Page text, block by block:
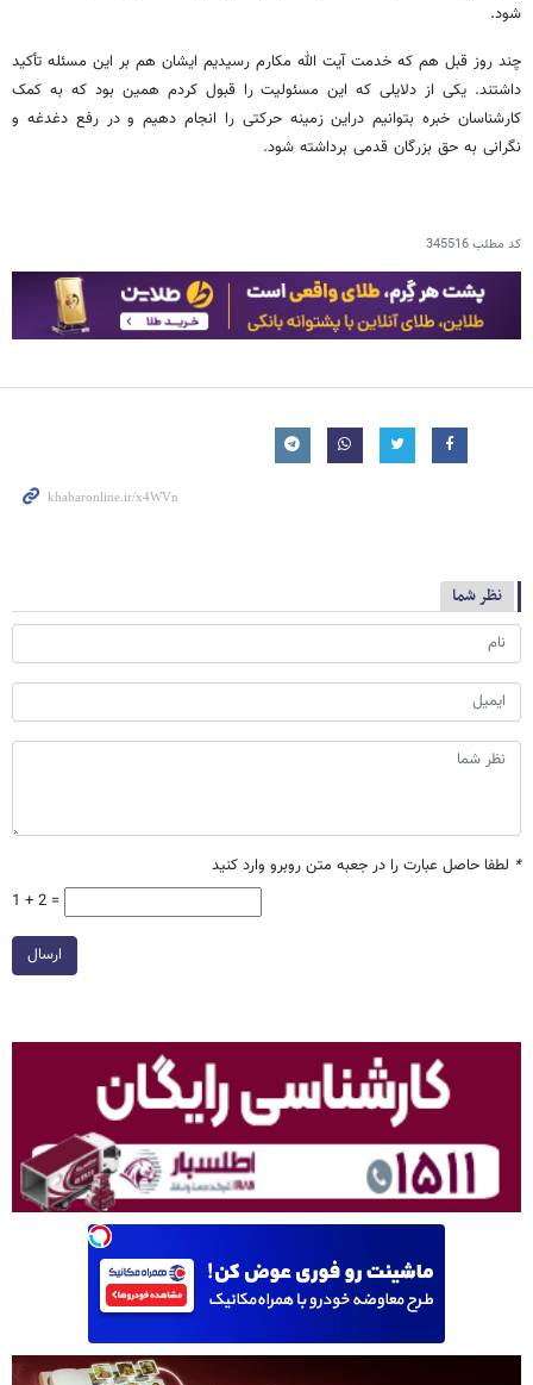
شود.
چند روز قبل هم که خدمت آیت ­الله مکارم رسیدیم ایشان هم بر این مسئله تأکید
داشتند. یکی از دلایلی که این مسئولیت را قبول کردم همین بود که به کمک
کارشناسان خبره بتوانیم دراین زمینه حرکتی را انجام دهیم و در رفع دغدغه و
نگرانی به حق بزرگان قدمی برداشته شود.
کد مطلب345516
نظر شما
* لطفا حاصل عبارت را در جعبه متن روبرو وارد کنید
1 + 2 =
ارسال